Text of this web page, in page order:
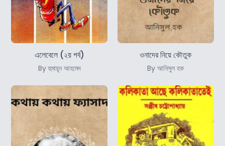
এলেবেলে (২য় পর্ব)
By হুমায়ূন আহমেদ
ওনাদের নিয়ে কৌতুক
By আনিসুল হক